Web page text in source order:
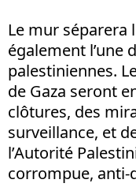
Le mur séparera
également l’une
palestiniennes.
de Gaza seront
clôtures, des
surveillance, et
l’Autorité
corrompue, anti-